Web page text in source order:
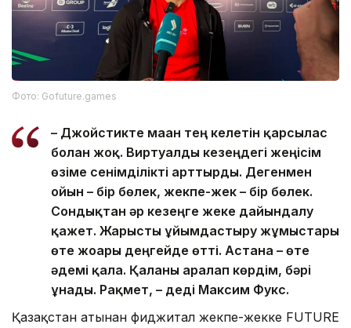
Фото: Gofuture.games
– Джойстикте маған тең келетін қарсылас
болған жоқ. Виртуалды кезеңдегі жеңісім
өзіме сенімділікті арттырды. Дегенмен
ойын – бір бөлек, жекпе-жек – бір бөлек.
Сондықтан әр кезеңге жеке дайындалу
қажет. Жарысты ұйымдастыру жұмыстары
өте жоғары деңгейде өтті. Астана – өте
әдемі қала. Қаланы аралап көрдім, бәрі
ұнады. Рақмет, – деді Максим Фукс.
Қазақстан атынан фиджитал жекпе-жекке FUTURE